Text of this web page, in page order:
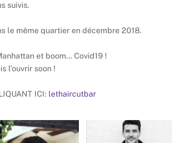
suivis.
le même quartier en décembre 2018.
et boom… Covid19 !
l’ouvrir soon !
ICI: lethaircutbar